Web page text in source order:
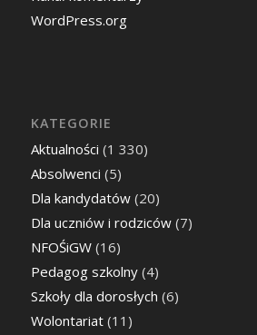
WordPress.org
KATEGORIE
Aktualności (1 330)
Absolwenci (5)
Dla kandydatów(20)
Dla uczniów i rodziców(7)
NFOŚiGW(16)
Pedagog szkolny(4)
Szkoły dla dorosłych (6)
Wolontariat(11)